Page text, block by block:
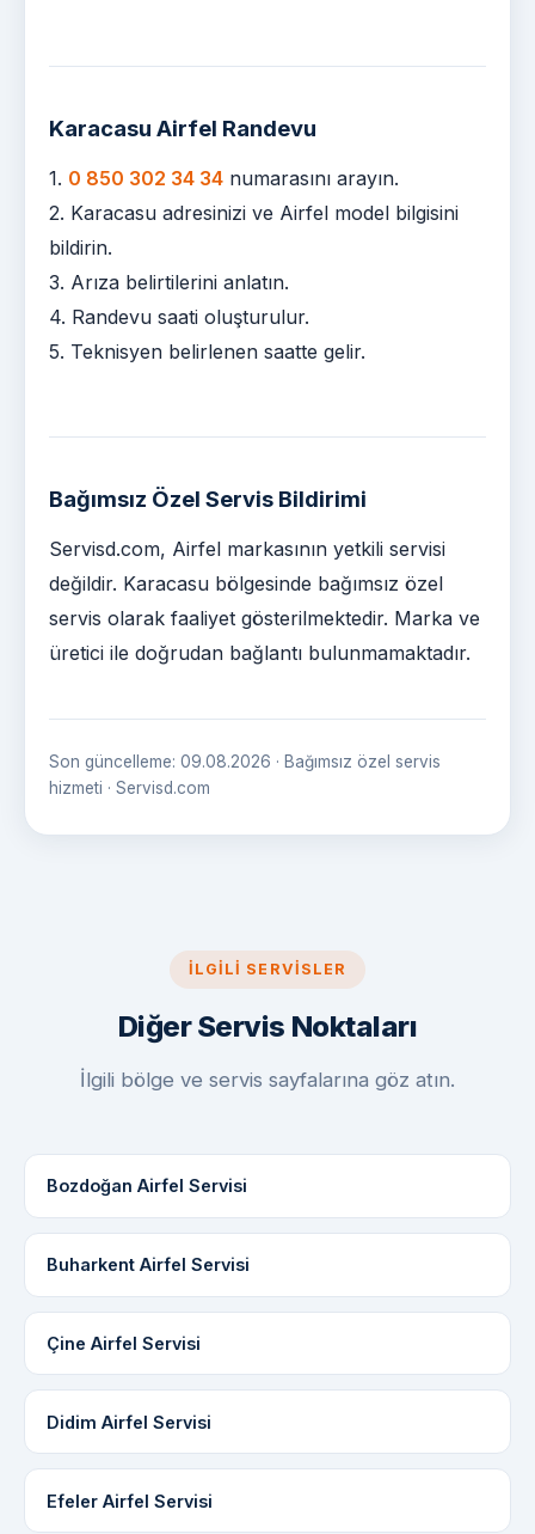
Karacasu Airfel Randevu
1. 0 850 302 34 34 numarasını arayın.
2. Karacasu adresinizi ve Airfel model bilgisini
bildirin.
3. Arıza belirtilerini anlatın.
4. Randevu saati oluşturulur.
5. Teknisyen belirlenen saatte gelir.
Bağımsız Özel Servis Bildirimi
Servisd.com, Airfel markasının yetkili servisi
değildir. Karacasu bölgesinde bağımsız özel
servis olarak faaliyet gösterilmektedir. Marka ve
üretici ile doğrudan bağlantı bulunmamaktadır.
Son güncelleme: 09.08.2026 · Bağımsız özel servis
hizmeti · Servisd.com
İLGILI SERVISLER
Diğer Servis Noktaları
İlgili bölge ve servis sayfalarına göz atın.
Bozdoğan Airfel Servisi
Buharkent Airfel Servisi
Çine Airfel Servisi
Didim Airfel Servisi
Efeler Airfel Servisi